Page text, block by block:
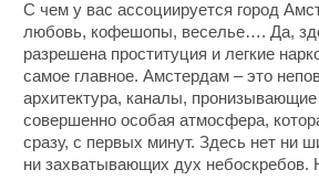
С чем у вас ассоциируется город
любовь, кофешопы, веселье…. Да,
разрешена проституция и легкие
самое главное. Амстердам – это
архитектура, каналы, пронизывающие
совершенно особая атмосфера,
сразу, с первых минут. Здесь нет ни
ни захватывающих дух небоскребов.